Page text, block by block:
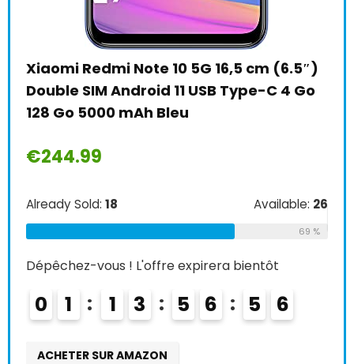
Xiaomi Redmi Note 10 5G 16,5 cm (6.5″)
Double SIM Android 11 USB Type-C 4 Go
128 Go 5000 mAh Bleu
€244.99
Already Sold: 18 Available: 26
69 %
Dépêchez-vous ! L'offre expirera bientôt
0 1 1 3 5 6 5
4
ACHETER SUR AMAZON